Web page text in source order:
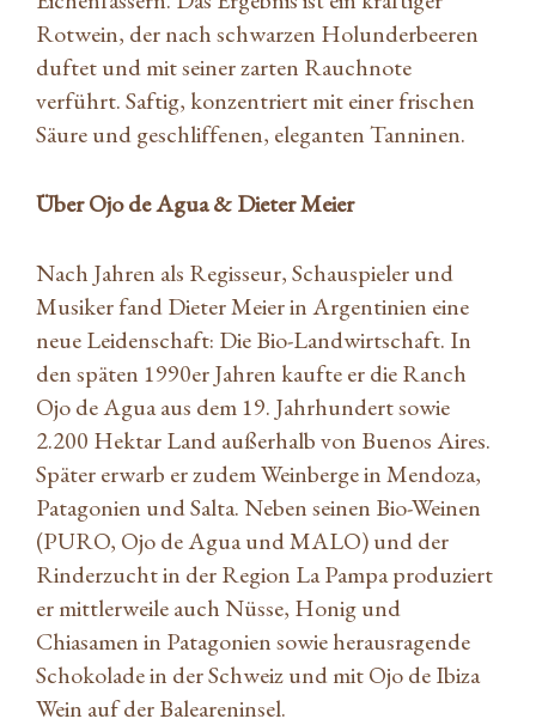
Rotwein, der nach schwarzen Holunderbeeren
duftet und mit seiner zarten Rauchnote
verführt. Saftig, konzentriert mit einer frischen
Säure und geschliffenen, eleganten Tanninen.
Über Ojo de Agua & Dieter Meier
Nach Jahren als Regisseur, Schauspieler und
Musiker fand Dieter Meier in Argentinien eine
neue Leidenschaft: Die Bio-Landwirtschaft. In
den späten 1990er Jahren kaufte er die Ranch
Ojo de Agua aus dem 19. Jahrhundert sowie
2.200 Hektar Land außerhalb von Buenos Aires.
Später erwarb er zudem Weinberge in Mendoza,
Patagonien und Salta. Neben seinen Bio-Weinen
(PURO, Ojo de Agua und MALO) und der
Rinderzucht in der Region La Pampa produziert
er mittlerweile auch Nüsse, Honig und
Chiasamen in Patagonien sowie herausragende
Schokolade in der Schweiz und mit Ojo de Ibiza
Wein auf der Baleareninsel.